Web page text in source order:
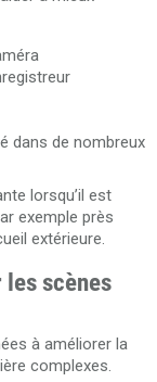
dans de nombreux
lorsqu’il est
exemple près
extérieure.
les scènes
à améliorer la
complexes.